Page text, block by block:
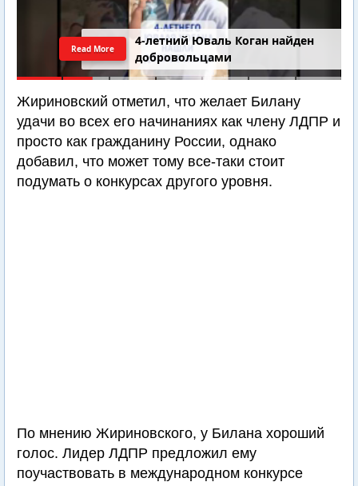
4-летний Юваль Коган найден
добровольцами
Read More
Жириновский отметил, что желает Билану
удачи во всех его начинаниях как члену ЛДПР и
просто как гражданину России, однако
добавил, что может тому все-таки стоит
подумать о конкурсах другого уровня.
По мнению Жириновского, у Билана хороший
голос. Лидер ЛДПР предложил ему
поучаствовать в международном конкурсе